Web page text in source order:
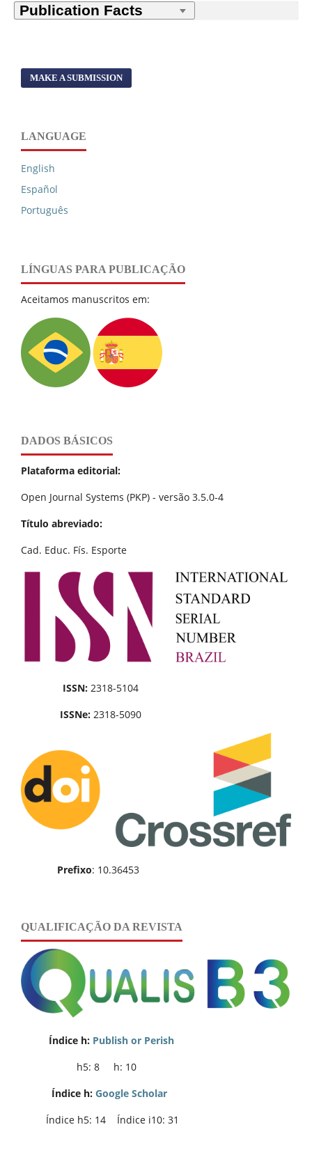
MAKE A SUBMISSION
LANGUAGE
English
Español
Português
LÍNGUAS PARA PUBLICAÇÃO
Aceitamos manuscritos em:
DADOS BÁSICOS
Plataforma editorial:
Open Journal Systems (PKP) - versão 3.5.0-4
Título abreviado:
Cad. Educ. Fís. Esporte
ISSN: 2318-5104
ISSNe: 2318-5090
Prefixo: 10.36453
QUALIFICAÇÃO DA REVISTA
Índice h: Publish or Perish
h5: 8 h: 10
Índice h: Google Scholar
Índice h5: 14 Índice i10: 31